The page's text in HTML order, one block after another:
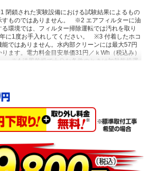
閉鎖された実験設備における試験結果によるもの
ものではありません。
※2 エアフィルターに油
環境では、フィルター掃除運転では汚れを取り
に1度お手入れしてください。
※3 付着したホコ
ではありません。水内部クリーンには最大57円
ります。電力料金目安単価31円／ｋWh（税込み）
※4 送風乾燥で十分な条件のときは加熱乾燥運
設置状況によっては温度を正確に検知できず、作
アコン停止時でも、検知のために送風運転を行う
ローラー、ワイヤードリモコンからの設定はでき
時には、設定していても作動しません。
PCなどの通信可能圏内に限ります。（通信費が別
使用状況によっては、サービスをご利用いただけ
スのご利用時にダイキン会員サイトCLUB DAIKIN
。必要なネットワーク環境：お客様がお使いの通
ブレットPC）ならびに無線LANインターネット環
できることを保証するものではありません。詳し
ださい。